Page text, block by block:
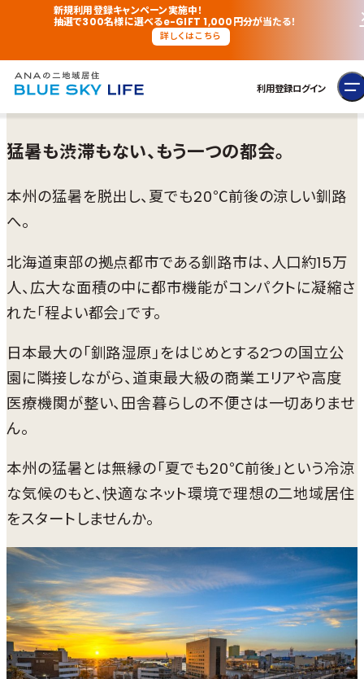
新規利用登録キャンペーン実施中！
抽選で300名様に選べるe-GIFT 1,000円分が当たる！
詳しくはこちら
利用登録ログイン
猛暑も渋滞もない、もう一つの都会。
本州の猛暑を脱出し、夏でも20℃前後の涼しい釧路
へ。
北海道東部の拠点都市である釧路市は、人口約15万
人、広大な面積の中に都市機能がコンパクトに凝縮さ
れた「程よい都会」です。
日本最大の「釧路湿原」をはじめとする2つの国立公
園に隣接しながら、道東最大級の商業エリアや高度
医療機関が整い、田舎暮らしの不便さは一切ありませ
ん。
本州の猛暑とは無縁の「夏でも20℃前後」という冷涼
な気候のもと、快適なネット環境で理想の二地域居住
をスタートしませんか。